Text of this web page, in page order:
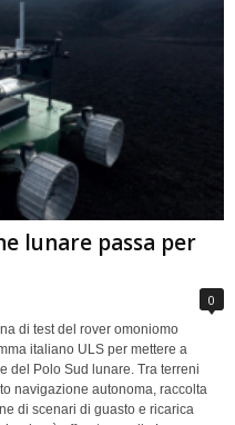
lunare passa per
0
di test del rover omoniomo
italiano ULS per mettere a
del Polo Sud lunare. Tra terreni
navigazione autonoma, raccolta
di scenari di guasto e ricarica